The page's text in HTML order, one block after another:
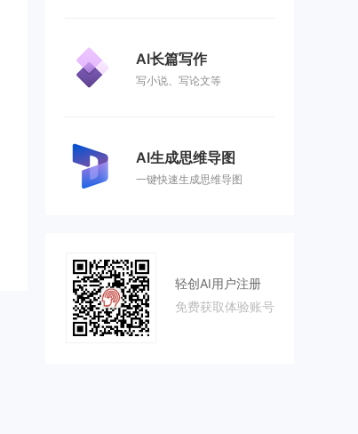
AI长篇写作
写小说、写论文等
AI生成思维导图
一键快速生成思维导图
轻创AI用户注册
免费获取体验账号